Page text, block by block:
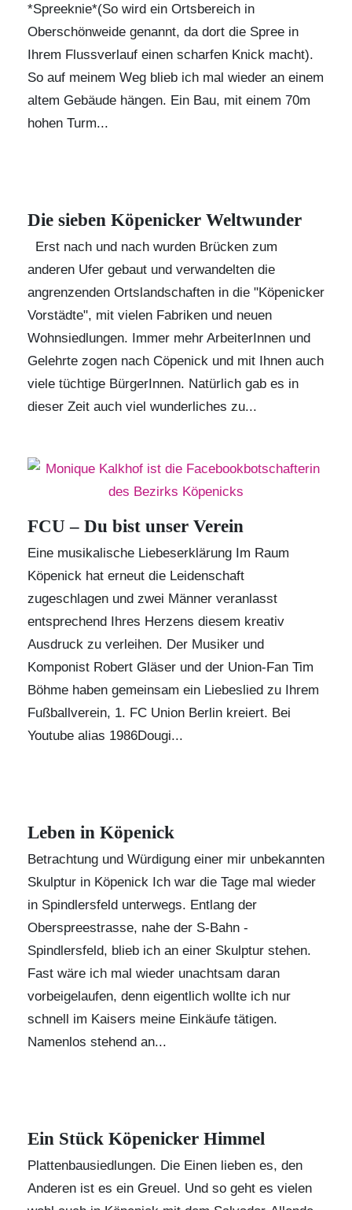
*Spreeknie*(So wird ein Ortsbereich in
Oberschönweide genannt, da dort die Spree in
Ihrem Flussverlauf einen scharfen Knick macht).
So auf meinem Weg blieb ich mal wieder an einem
altem Gebäude hängen. Ein Bau, mit einem 70m
hohen Turm...
Die sieben Köpenicker Weltwunder
Erst nach und nach wurden Brücken zum
anderen Ufer gebaut und verwandelten die
angrenzenden Ortslandschaften in die "Köpenicker
Vorstädte", mit vielen Fabriken und neuen
Wohnsiedlungen. Immer mehr ArbeiterInnen und
Gelehrte zogen nach Cöpenick und mit Ihnen auch
viele tüchtige BürgerInnen. Natürlich gab es in
dieser Zeit auch viel wunderliches zu...
FCU – Du bist unser Verein
Eine musikalische Liebeserklärung Im Raum
Köpenick hat erneut die Leidenschaft
zugeschlagen und zwei Männer veranlasst
entsprechend Ihres Herzens diesem kreativ
Ausdruck zu verleihen. Der Musiker und
Komponist Robert Gläser und der Union-Fan Tim
Böhme haben gemeinsam ein Liebeslied zu Ihrem
Fußballverein, 1. FC Union Berlin kreiert. Bei
Youtube alias 1986Dougi...
Leben in Köpenick
Betrachtung und Würdigung einer mir unbekannten
Skulptur in Köpenick Ich war die Tage mal wieder
in Spindlersfeld unterwegs. Entlang der
Oberspreestrasse, nahe der S-Bahn -
Spindlersfeld, blieb ich an einer Skulptur stehen.
Fast wäre ich mal wieder unachtsam daran
vorbeigelaufen, denn eigentlich wollte ich nur
schnell im Kaisers meine Einkäufe tätigen.
Namenlos stehend an...
Ein Stück Köpenicker Himmel
Plattenbausiedlungen. Die Einen lieben es, den
Anderen ist es ein Greuel. Und so geht es vielen